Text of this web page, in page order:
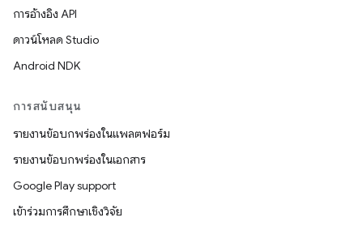
การอ้างอิง API
ดาวน์โหลด Studio
Android NDK
การสนับสนุน
รายงานข้อบกพร่องในแพลตฟอร์ม
รายงานข้อบกพร่องในเอกสาร
Google Play support
เข้าร่วมการศึกษาเชิงวิจัย